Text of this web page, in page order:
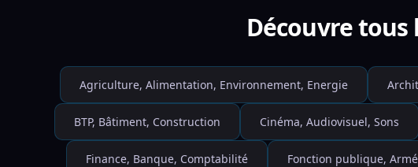
Découvre tous
Agriculture, Alimentation, Environnement, Energie
BTP, Bâtiment, Construction Cinéma, Audiovisuel, Sons
Finance, Banque, Comptabilité Fonction publique,